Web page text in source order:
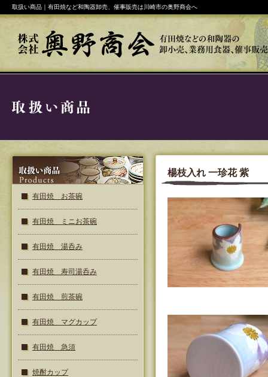
取扱い商品｜有田焼など和陶器卸売、催事販売は川崎市の奥野商会へ
楊枝入れ 一珍花 紫
有田焼 お茶碗
有田焼 ミニお茶碗
有田焼 湯呑み
有田焼 寿司湯呑み
有田焼 煎茶碗
有田焼 マグカップ
有田焼 急須
焼酎カップ